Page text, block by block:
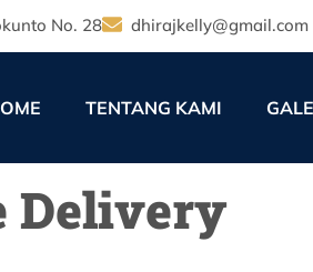
No. 28 dhirajkelly@gmail.com
TENTANG KAMI
Delivery